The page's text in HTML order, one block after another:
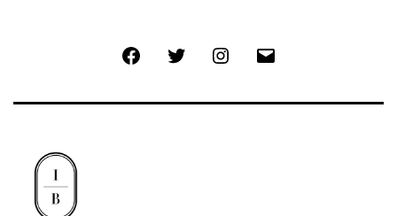
FacebookTwitter Instagram